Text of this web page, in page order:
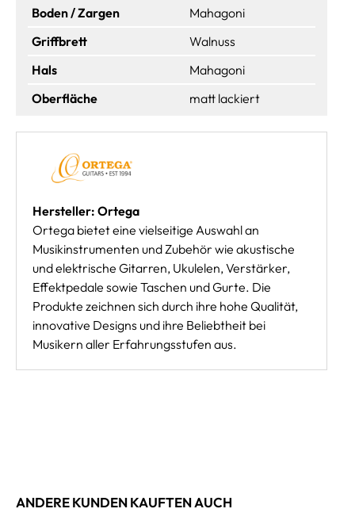
Boden / Zargen
Mahagoni
Griffbrett
Walnuss
Hals
Mahagoni
Oberfläche
matt lackiert
Hersteller: Ortega
Ortega bietet eine vielseitige Auswahl an
Musikinstrumenten und Zubehör wie akustische
und elektrische Gitarren, Ukulelen, Verstärker,
Effektpedale sowie Taschen und Gurte. Die
Produkte zeichnen sich durch ihre hohe Qualität,
innovative Designs und ihre Beliebtheit bei
Musikern aller Erfahrungsstufen aus.
ANDERE KUNDEN KAUFTEN AUCH